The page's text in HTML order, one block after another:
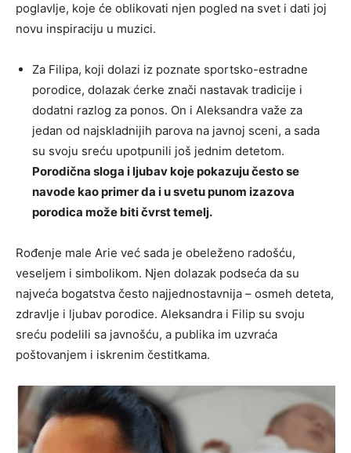
poglavlje, koje će oblikovati njen pogled na svet i dati joj
novu inspiraciju u muzici.
Za Filipa, koji dolazi iz poznate sportsko-estradne
porodice, dolazak ćerke znači nastavak tradicije i
dodatni razlog za ponos. On i Aleksandra važe za
jedan od najskladnijih parova na javnoj sceni, a sada
su svoju sreću upotpunili još jednim detetom.
Porodična sloga i ljubav koje pokazuju često se
navode kao primer da i u svetu punom izazova
porodica može biti čvrst temelj.
Rođenje male Arie već sada je obeleženo radošću,
veseljem i simbolikom. Njen dolazak podseća da su
najveća bogatstva često najjednostavnija – osmeh deteta,
zdravlje i ljubav porodice. Aleksandra i Filip su svoju
sreću podelili sa javnošću, a publika im uzvraća
poštovanjem i iskrenim čestitkama.